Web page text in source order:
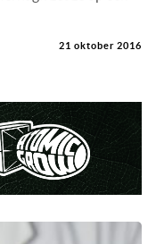
21 oktober 2016